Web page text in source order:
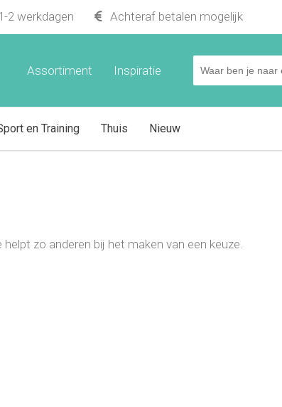
2 werkdagen Achteraf betalen mogelijk
Inspiratie
Assortiment
en Training Thuis Nieuw
zo anderen bij het maken van een keuze.